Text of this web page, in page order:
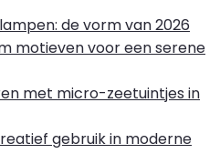
de vorm van 2026
motieven voor een serene
met micro-zeetuintjes in
gebruik in moderne